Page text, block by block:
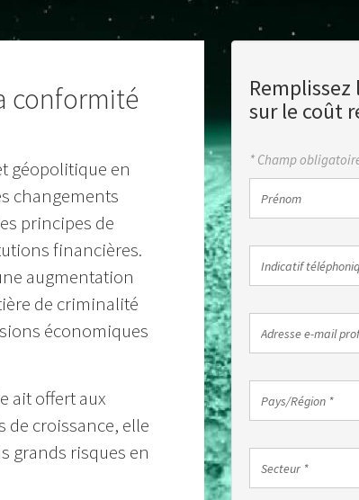
conformité
géopolitique en
changements
principes de
financières.
augmentation
de criminalité
économiques
ait offert aux
croissance, elle
grands risques en
sur le coût
* Champ
téléphonique
pays
Indicatif
e-
professionnelle
Pays/Région *
Secteur *